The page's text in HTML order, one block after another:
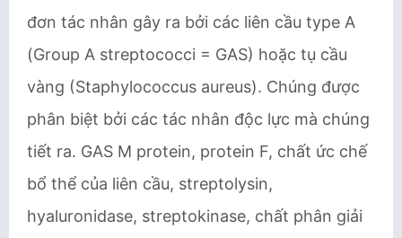
đơn tác nhân gây ra bởi các liên cầu type A
(Group A streptococci = GAS) hoặc tụ cầu
vàng (​Staphylococcus aureus​). Chúng được
phân biệt bởi các tác nhân độc lực mà chúng
tiết ra. GAS M protein, protein F, chất ức chế
bổ thể của liên cầu, streptolysin,
hyaluronidase, streptokinase, chất phân giải